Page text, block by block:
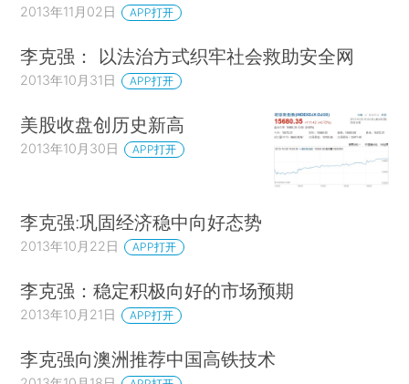
2013年11月02日 APP打开
李克强： 以法治方式织牢社会救助安全网
2013年10月31日 APP打开
美股收盘创历史新高
2013年10月30日 APP打开
李克强:巩固经济稳中向好态势
2013年10月22日 APP打开
李克强：稳定积极向好的市场预期
2013年10月21日 APP打开
李克强向澳洲推荐中国高铁技术